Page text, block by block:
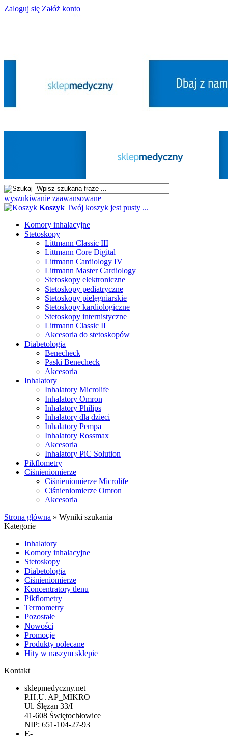
Zaloguj się Załóż konto
wyszukiwanie zaawansowane
Koszyk Twój koszyk jest pusty ...
Komory inhalacyjne
Stetoskopy
Littmann Classic III
Littmann Core Digital
Littmann Cardiology IV
Littmann Master Cardiology
Stetoskopy elektroniczne
Stetoskopy pediatryczne
Stetoskopy pielęgniarskie
Stetoskopy kardiologiczne
Stetoskopy internistyczne
Littmann Classic II
Akcesoria do stetoskopów
Diabetologia
Benecheck
Paski Benecheck
Akcesoria
Inhalatory
Inhalatory Microlife
Inhalatory Omron
Inhalatory Philips
Inhalatory dla dzieci
Inhalatory Pempa
Inhalatory Rossmax
Akcesoria
Inhalatory PiC Solution
Pikflometry
Ciśnieniomierze
Ciśnieniomierze Microlife
Ciśnieniomierze Omron
Akcesoria
Strona główna » Wyniki szukania
Kategorie
Inhalatory
Komory inhalacyjne
Stetoskopy
Diabetologia
Ciśnieniomierze
Koncentratory tlenu
Pikflometry
Termometry
Pozostałe
Nowości
Promocje
Produkty polecane
Hity w naszym sklepie
Kontakt
sklepmedyczny.net
P.H.U. AP_MIKRO
Ul. Ślęzan 33/I
41-608 Świętochłowice
NIP: 651-104-27-93
E-